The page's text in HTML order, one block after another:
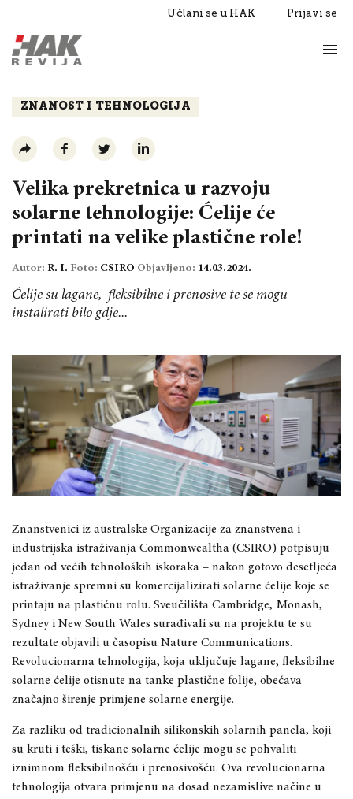
Učlani se u HAK Prijavi se
Razgovori
ZNANOST I TEHNOLOGIJA
Velika prekretnica u razvoju
solarne tehnologije: Ćelije će
printati na velike plastične role!
Autor: R. I. Foto: CSIRO Objavljeno: 14.03.2024.
Ćelije su lagane, fleksibilne i prenosive te se mogu
instalirati bilo gdje...
Znanstvenici iz australske Organizacije za znanstvena i
industrijska istraživanja Commonwealtha (CSIRO) potpisuju
jedan od većih tehnoloških iskoraka – nakon gotovo desetljeća
istraživanje spremni su komercijalizirati solarne ćelije koje se
printaju na plastičnu rolu. Sveučilišta Cambridge, Monash,
Sydney i New South Wales surađivali su na projektu te su
rezultate objavili u časopisu Nature Communications.
Revolucionarna tehnologija, koja uključuje lagane, fleksibilne
solarne ćelije otisnute na tanke plastične folije, obećava
značajno širenje primjene solarne energije.
Za razliku od tradicionalnih silikonskih solarnih panela, koji
su kruti i teški, tiskane solarne ćelije mogu se pohvaliti
iznimnom fleksibilnošću i prenosivošću. Ova revolucionarna
tehnologija otvara primjenu na dosad nezamislive načine u